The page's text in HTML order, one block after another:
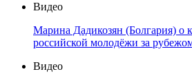
Видео
Марина Дадикозян (Болгария) о
российской молодёжи за
Видео